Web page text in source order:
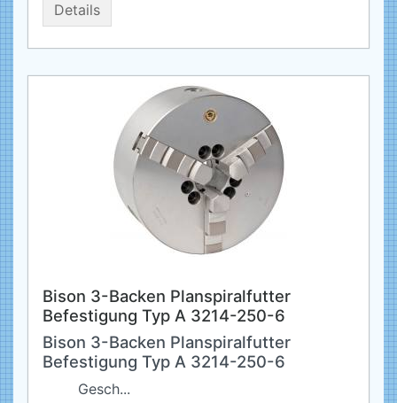
Details
Bison 3-Backen Planspiralfutter
Befestigung Typ A 3214-250-6
Bison 3-Backen Planspiralfutter
Befestigung Typ A 3214-250-6
Gesch...